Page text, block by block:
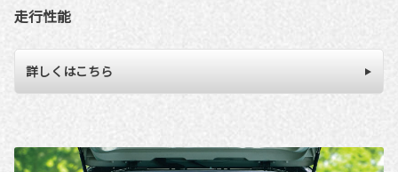
走行性能
詳しくはこちら